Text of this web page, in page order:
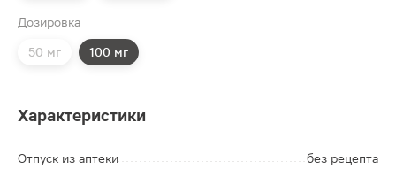
Дозировка
50 мг 100 мг
Характеристики
Отпуск из аптеки
без рецепта